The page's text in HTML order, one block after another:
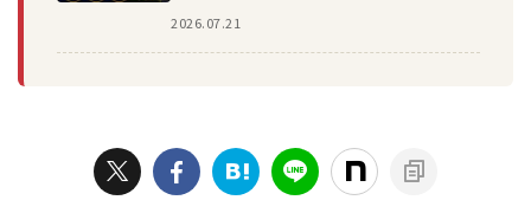
2026.07.21